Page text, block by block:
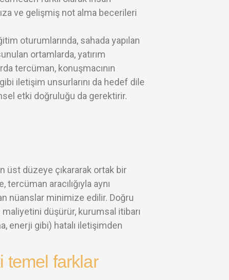
ve gelişmiş not alma becerileri
oturumlarında, sahada yapılan
ortamlarda, yatırım
tercüman, konuşmacının
iletişim unsurlarını da hedef dile
etki doğruluğu da gerektirir.
üst düzeye çıkararak ortak bir
aracılığıyla aynı
nüanslar minimize edilir. Doğru
maliyetini düşürür, kurumsal itibarı
enerji gibi) hatalı iletişimden
temel farklar